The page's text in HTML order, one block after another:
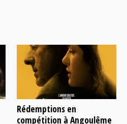
Rédemptions en
compétition à Angoulême